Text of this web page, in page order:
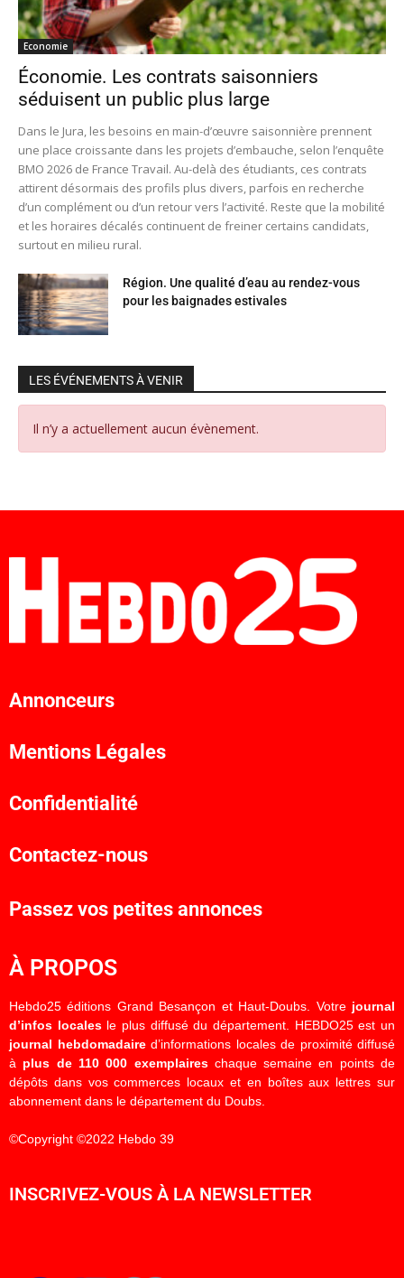
Economie
Économie. Les contrats saisonniers
séduisent un public plus large
Dans le Jura, les besoins en main-d’œuvre saisonnière prennent
une place croissante dans les projets d’embauche, selon l’enquête
BMO 2026 de France Travail. Au-delà des étudiants, ces contrats
attirent désormais des profils plus divers, parfois en recherche
d’un complément ou d’un retour vers l’activité. Reste que la mobilité
et les horaires décalés continuent de freiner certains candidats,
surtout en milieu rural.
Région. Une qualité d’eau au rendez-vous
pour les baignades estivales
LES ÉVÉNEMENTS À VENIR
Il n’y a actuellement aucun évènement.
Annonceurs
Mentions Légales
Confidentialité
Contactez-nous
Passez vos petites annonces
À PROPOS
Hebdo25 éditions Grand Besançon et Haut-Doubs. Votre journal
d’infos localesle plus diffusé du département. HEBDO25 est un
journal hebdomadaired’informations locales de proximité diffusé
à plus de 110 000 exemplaireschaque semaine en points de
dépôts dans vos commerces locaux et en boîtes aux lettres sur
abonnement dans le département du Doubs.
©Copyright ©2022 Hebdo 39
INSCRIVEZ-VOUS À LA NEWSLETTER